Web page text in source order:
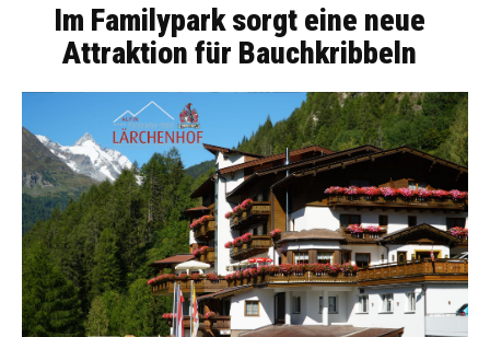
Im Familypark sorgt eine neue
Attraktion für Bauchkribbeln